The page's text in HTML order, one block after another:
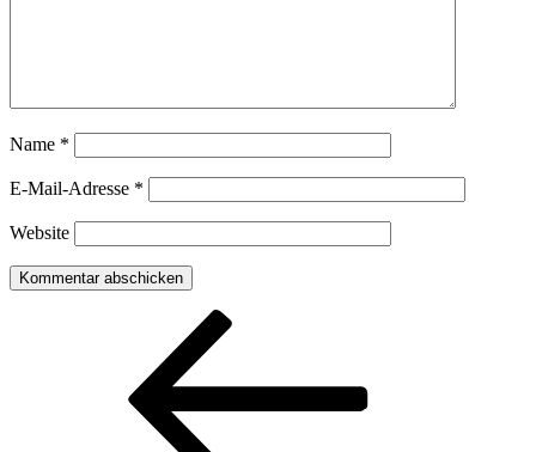
Name *
E-Mail-Adresse *
Website
Beitragsnavigation